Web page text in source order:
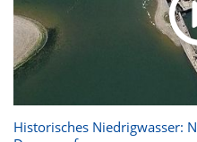
Historisches Niedrigwasser: